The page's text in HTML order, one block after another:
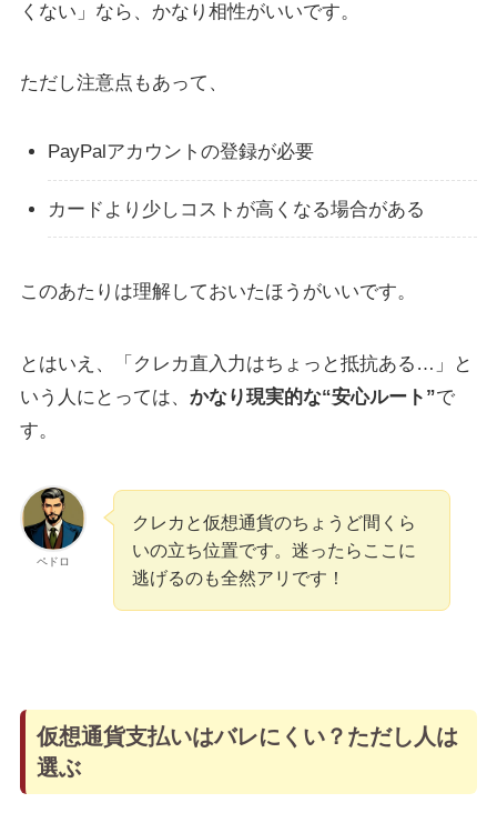
くない」なら、かなり相性がいいです。
ただし注意点もあって、
PayPalアカウントの登録が必要
カードより少しコストが高くなる場合がある
このあたりは理解しておいたほうがいいです。
とはいえ、「クレカ直入力はちょっと抵抗ある…」と
いう人にとっては、 かなり現実的な“安心ルート”で
す。
ペドロ
クレカと仮想通貨のちょうど間くら
いの立ち位置です。迷ったらここに
逃げるのも全然アリです！
仮想通貨支払いはバレにくい？ただし人は
選ぶ